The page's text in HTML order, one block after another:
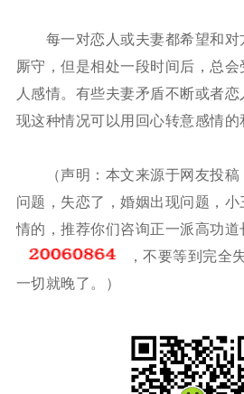
每一对恋人或夫妻都希望和对
厮守，但是相处一段时间后，总
人感情。有些夫妻矛盾不断或者
现这种情况可以用回心转意感情的
（声明：本文来源于网友投稿
问题，失恋了，婚姻出现问题，
情的，推荐你们咨询正一派高功道
，不要等到完全
一切就晚了。）